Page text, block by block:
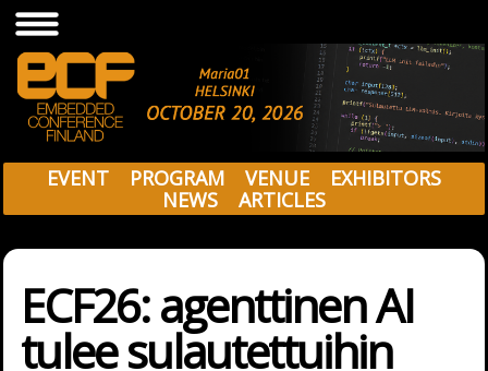
EVENT PROGRAM VENUE
EXHIBITORS
NEWS
ARTICLES
ECF26: agenttinen AI
tulee sulautettuihin